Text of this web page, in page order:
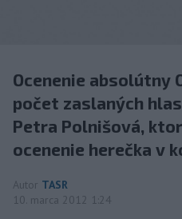
Ocenenie absolútny
počet zaslaných
Petra Polnišová,
ocenenie herečka v
Autor TASR
10. marca 2012 1:24